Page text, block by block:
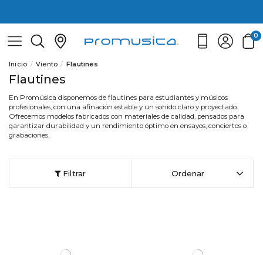
0
Inicio Viento Flautines
Flautines
En Promúsica disponemos de flautines para estudiantes y músicos
profesionales, con una afinación estable y un sonido claro y proyectado.
Ofrecemos modelos fabricados con materiales de calidad, pensados para
garantizar durabilidad y un rendimiento óptimo en ensayos, conciertos o
grabaciones.
Filtrar Ordenar